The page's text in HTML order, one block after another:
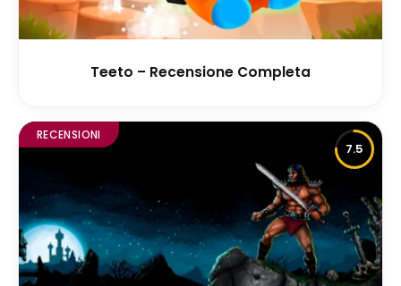
Teeto – Recensione Completa
7.5
RECENSIONI